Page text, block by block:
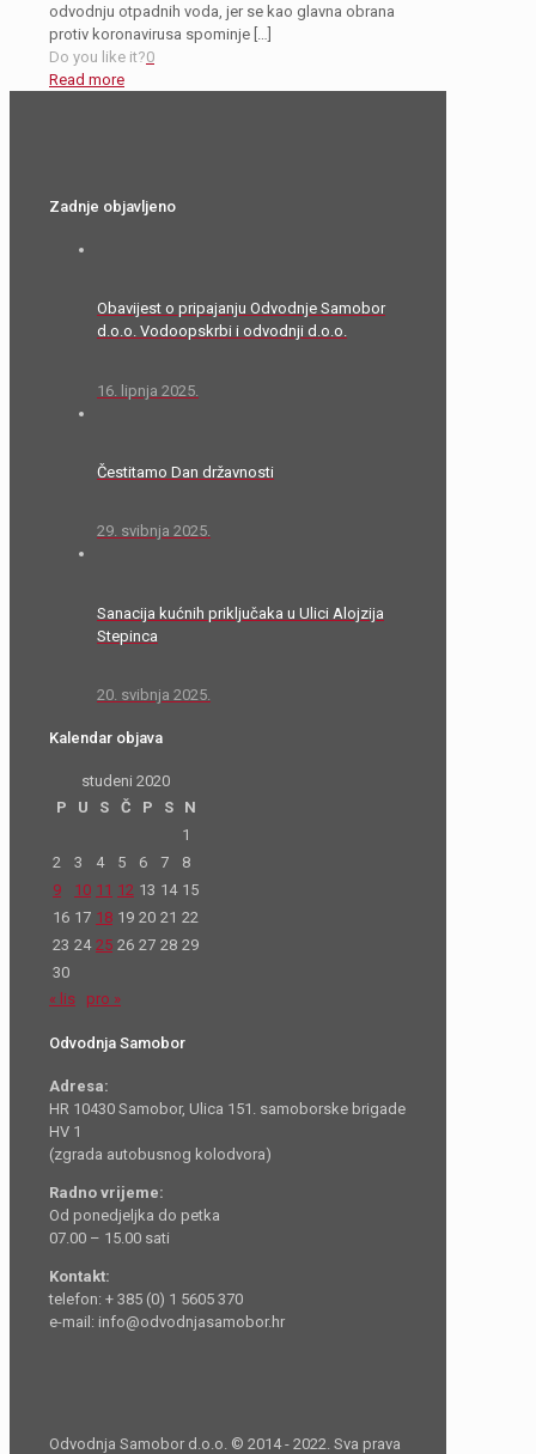
odvodnju otpadnih voda, jer se kao glavna obrana
protiv koronavirusa spominje […]
Do you like it?0
Read more
Zadnje objavljeno
Obavijest o pripajanju Odvodnje Samobor
d.o.o. Vodoopskrbi i odvodnji d.o.o.
16. lipnja 2025.
Čestitamo Dan državnosti
29. svibnja 2025.
Sanacija kućnih priključaka u Ulici Alojzija
Stepinca
20. svibnja 2025.
Kalendar objava
studeni 2020
P
U S Č P S
N
1
2
3 4 5 6 7
8
9
10 11 12 13 14 15
16 17 18 19 20 21 22
23 24 25 26 27 28 29
30
« lis
pro »
Odvodnja Samobor
Adresa:
HR 10430 Samobor, Ulica 151. samoborske brigade
HV 1
(zgrada autobusnog kolodvora)
Radno vrijeme:
Od ponedjeljka do petka
07.00 – 15.00 sati
Kontakt:
telefon: + 385 (0) 1 5605 370
e-mail: info@odvodnjasamobor.hr
Odvodnja Samobor d.o.o. © 2014 - 2022. Sva prava